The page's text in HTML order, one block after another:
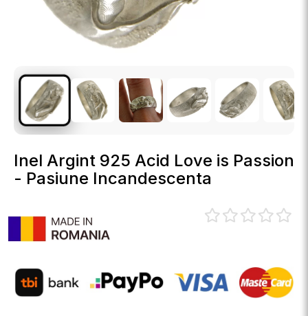
Inel Argint 925 Acid Love is Passion
- Pasiune Incandescenta